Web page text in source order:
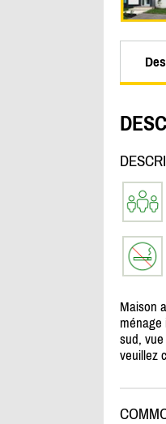
Maison
ménage
sud,
veuillez